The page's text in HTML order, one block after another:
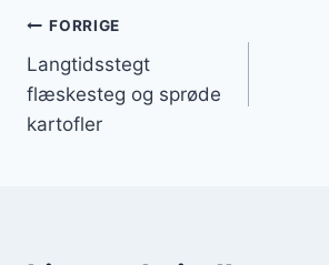
Indlægsnavigation
FORRIGE
Langtidsstegt
flæskesteg og sprøde
kartofler